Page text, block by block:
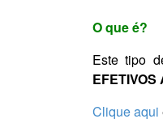
O que é?
Este tipo
Clique aqui